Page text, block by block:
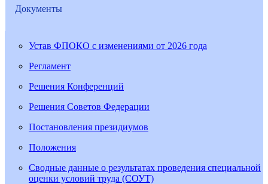
Документы
Устав ФПОКО с изменениями от 2026 года
Регламент
Решения Конференций
Решения Советов Федерации
Постановления президиумов
Положения
Сводные данные о результатах проведения специальной
оценки условий труда (СОУТ)